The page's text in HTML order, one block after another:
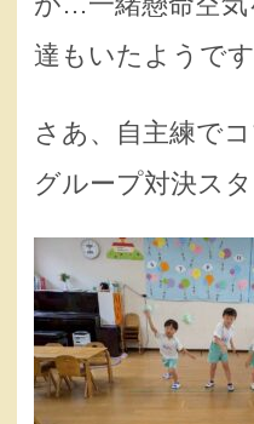
達もいたようで
さあ、自主練で
グループ対決ス